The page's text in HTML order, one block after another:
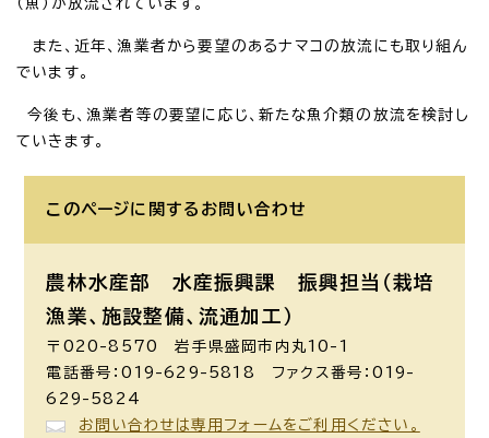
また、近年、漁業者から要望のあるナマコの放流にも取り組ん
でいます。
今後も、漁業者等の要望に応じ、新たな魚介類の放流を検討し
ていきます。
このページに関する お問い合わせ
農林水産部 水産振興課
振興担当（栽培
漁業、施設整備、流通加工）
〒020-8570 岩手県盛岡市内丸10-1
電話番号：019-629-5818 ファクス番号：019-
629-5824
お問い合わせは専用フォームをご利用ください。